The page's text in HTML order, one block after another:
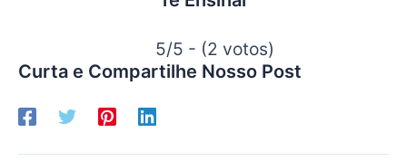
5/5 - (2 votos)
Curta e Compartilhe Nosso Post